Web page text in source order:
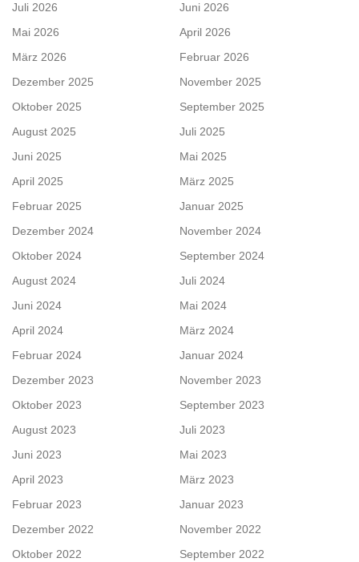
Juli 2026
Juni 2026
Mai 2026
April 2026
März 2026
Februar 2026
Dezember 2025
November 2025
Oktober 2025
September 2025
August 2025
Juli 2025
Juni 2025
Mai 2025
April 2025
März 2025
Februar 2025
Januar 2025
Dezember 2024
November 2024
Oktober 2024
September 2024
August 2024
Juli 2024
Juni 2024
Mai 2024
April 2024
März 2024
Februar 2024
Januar 2024
Dezember 2023
November 2023
Oktober 2023
September 2023
August 2023
Juli 2023
Juni 2023
Mai 2023
April 2023
März 2023
Februar 2023
Januar 2023
Dezember 2022
November 2022
Oktober 2022
September 2022